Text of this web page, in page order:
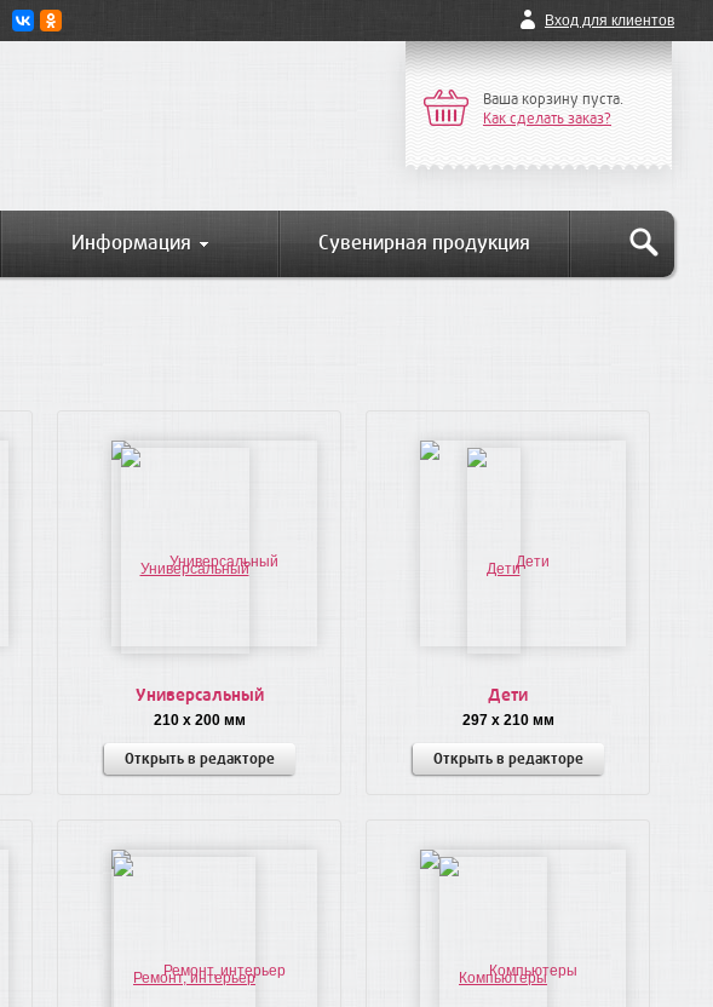
Вход для клиентов
Ваша корзину пуста.
Как сделать заказ?
Информация Сувенирная продукция
Универсальный
210 x 200 мм
Открыть в редакторе
Дети
297 x 210 мм
Открыть в редакторе